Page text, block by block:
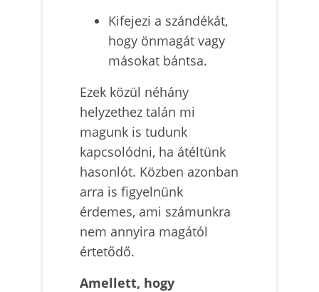
Kifejezi a szándékát,
hogy önmagát vagy
másokat bántsa.
Ezek közül néhány
helyzethez talán mi
magunk is tudunk
kapcsolódni, ha átéltünk
hasonlót. Közben azonban
arra is figyelnünk
érdemes, ami számunkra
nem annyira magától
értetődő.
Amellett, hogy